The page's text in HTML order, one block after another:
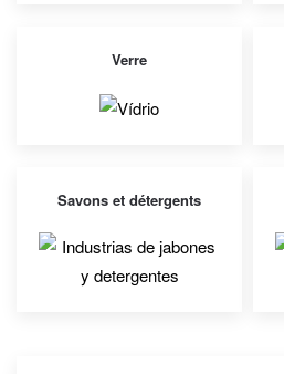
Verre
Savons et détergents